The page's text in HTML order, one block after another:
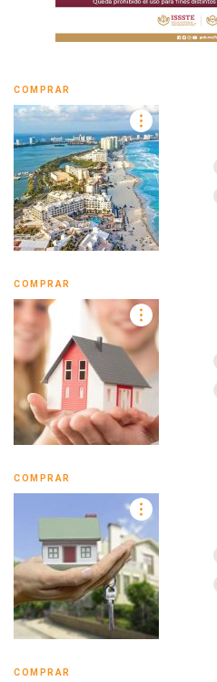
COMPRAR
COMPRAR
COMPRAR
COMPRAR